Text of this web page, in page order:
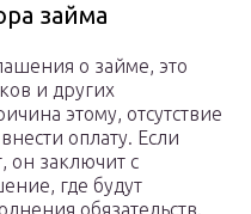
займа
о займе, это
и других
этому, отсутствие
оплату. Если
он заключит с
где будут
обязательств.